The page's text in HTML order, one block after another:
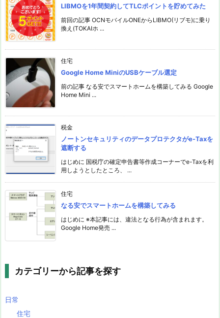
LIBMOを1年間契約してTLCポイントを貯めてみた
前回の記事 OCNモバイルONEからLIBMO(リブモ)に乗り
換え(TOKAIホ ...
住宅
Google Home MiniのUSBケーブル選定
前の記事 なる安でスマートホームを構築してみる Google
Home Mini ...
税金
ノートンセキュリティのデータプロテクタがe-Taxを
遮断する
はじめに 国税庁の確定申告書等作成コーナーでe-Taxを利
用しようとしたところ、 ...
住宅
なる安でスマートホームを構築してみる
はじめに ※本記事には、違法となる行為が含まれます。
Google Home発売 ...
カテゴリーから記事を探す
日常
住宅